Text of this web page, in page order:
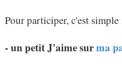
Pour participer, c'est simple
- un petit J'aime surma